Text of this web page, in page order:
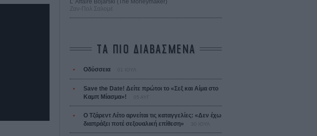
L’ Affaire Bojarski (The Moneymaker)
Ζαν-Πολ Σαλομέ
ΤΑ ΠΙΟ ΔΙΑΒΑΣΜΕΝΑ
Οδύσσεια
Save the Date! Δείτε πρώτοι το «Σεξ και Αίμα στο
Καμπ Μίασμα»!
Ο Τζάρεντ Λέτο αρνείται τις καταγγελίες: «Δεν έχω
διαπράξει ποτέ σεξουαλική επίθεση»